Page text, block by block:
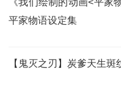
平家物语设定集
【鬼灭之刃】炭爹天生